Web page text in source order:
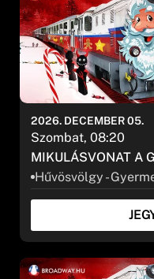
MIKULÁSVONAT A
Hűvösvölgy -
2026. DECEMBER 05.
Szombat, 08:20